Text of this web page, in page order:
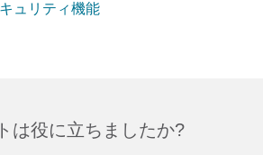
ュリティ機能
は役に立ちましたか?